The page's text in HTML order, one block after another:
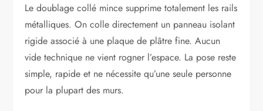
Le doublage collé mince supprime totalement les rails
métalliques. On colle directement un panneau isolant
rigide associé à une plaque de plâtre fine. Aucun
vide technique ne vient rogner l’espace. La pose reste
simple, rapide et ne nécessite qu’une seule personne
pour la plupart des murs.